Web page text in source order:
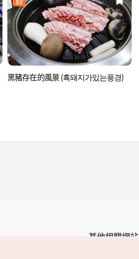
黑豬存在的風景 (흑돼지가있는풍경)
其他相關網站